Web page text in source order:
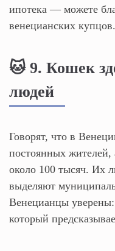
ипотека — можете
венецианских купцов.
🐱 9. Кошек
людей
Говорят, что в
постоянных
около 100 тысяч. Их
выделяют
Венецианцы
который